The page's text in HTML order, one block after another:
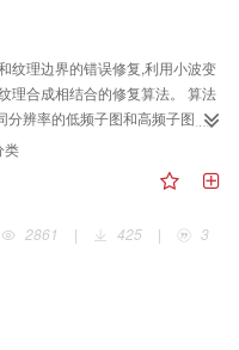
性。 本文方法能够有效去除多
文去噪方法也适用于其他模态
不均匀等情况下的噪声去除,本文
求较高的精细配准问题。
纹理边界的错误修复,利用小波变
理合成相结合的修复算法。 算法
分辨率的低频子图和高频子图,然
表图像结构信息的低频子图,采
对代表图像纹理信息的高频子图,
法进行修复。 分层、分类修复方
相比于传统算法提高了1~2
力较好,可以有效修复具有较强边
类
2861
| 425 | 3